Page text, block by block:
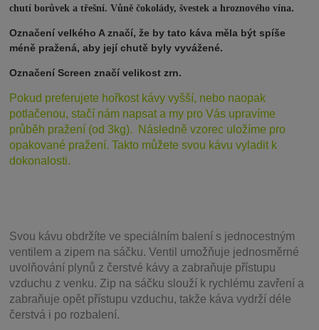
chutí borůvek a třešní. Vůně čokolády, švestek a hroznového vína.
Označení velkého A značí, že by tato káva měla být spíše
méně pražená, aby její chutě byly vyvážené.
Označení Screen značí velikost zrn.
Pokud preferujete hořkost kávy vyšší, nebo naopak
potlačenou, stačí nám napsat a my pro Vás upravíme
průběh pražení (od 3kg). Následně vzorec uložíme pro
opakované pražení. Takto můžete svou kávu vyladit k
dokonalosti.
Svou kávu obdržíte ve speciálním balení s jednocestným
ventilem a zipem na sáčku. Ventil umožňuje jednosměrné
uvolňování plynů z čerstvé kávy a zabraňuje přístupu
vzduchu z venku. Zip na sáčku slouží k rychlému zavření a
zabraňuje opět přístupu vzduchu, takže káva vydrží déle
čerstvá i po rozbalení.